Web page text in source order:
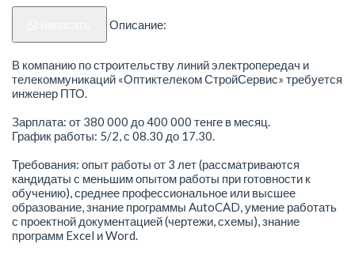
Описание:
В компанию по строительству линий электропередач и
телекоммуникаций «Оптиктелеком СтройСервис» требуется
инженер ПТО.
Зарплата: от 380 000 до 400 000 тенге в месяц.
График работы: 5/2, с 08.30 до 17.30.
Требования: опыт работы от 3 лет (рассматриваются
кандидаты с меньшим опытом работы при готовности к
обучению), среднее профессиональное или высшее
образование, знание программы AutoCAD, умение работать
с проектной документацией (чертежи, схемы), знание
программ Excel и Word.